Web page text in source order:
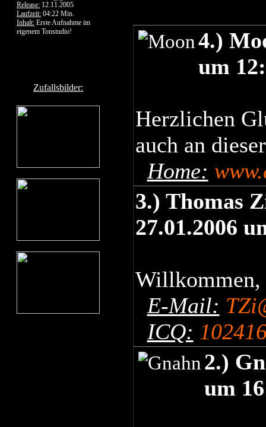
Release: 12.11.2005
Laufzeit: 04:22 Min.
Inhalt: Erste Aufnahme im
eigenem Tonstudio!
Zufallsbilder:
4.)
um
Herzlichen
auch an
Home:
3.) Thomas
27.01.2006
E-Mail:
ICQ:
2.)
um